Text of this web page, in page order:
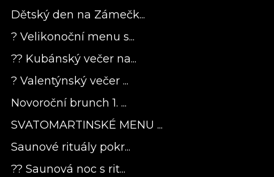
Dětský den na Zámečk...
? Velikonoční menu s...
?? Kubánský večer na...
? Valentýnský večer ...
Novoroční brunch 1. ...
SVATOMARTINSKÉ MENU ...
Saunové rituály pokr...
?? Saunová noc s rit...